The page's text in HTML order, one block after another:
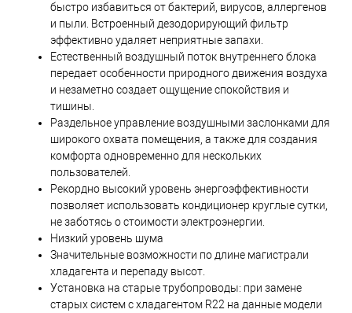
быстро избавиться от бактерий, вирусов, аллергенов
и пыли. Встроенный дезодорирующий фильтр
эффективно удаляет неприятные запахи.
Естественный воздушный поток внутреннего блока
передает особенности природного движения воздуха
и незаметно создает ощущение спокойствия и
тишины.
Раздельное управление воздушными заслонками для
широкого охвата помещения, а также для создания
комфорта одновременно для нескольких
пользователей.
Рекордно высокий уровень энергоэффективности
позволяет использовать кондиционер круглые сутки,
не заботясь о стоимости электроэнергии.
Низкий уровень шума
Значительные возможности по длине магистрали
хладагента и перепаду высот.
Установка на старые трубопроводы: при замене
старых систем с хладагентом R22 на данные модели